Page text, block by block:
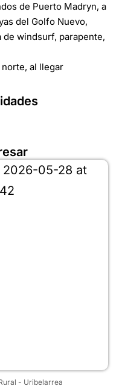
de Puerto Madryn, a
del Golfo Nuevo,
windsurf, parapente,
norte, al llegar
- Uribelarrea